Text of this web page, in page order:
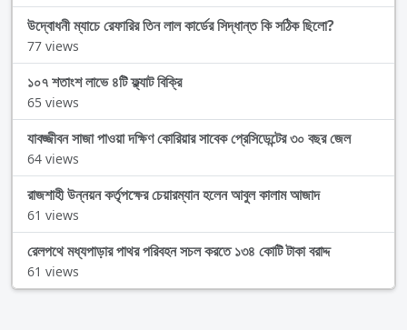
উদ্বোধনী ম্যাচে রেফারির তিন লাল কার্ডের সিদ্ধান্ত কি সঠিক ছিলো?
77 views
১০৭ শতাংশ লাভে ৪টি ফ্ল্যাট বিক্রি
65 views
যাবজ্জীবন সাজা পাওয়া দক্ষিণ কোরিয়ার সাবেক প্রেসিডেন্টের ৩০ বছর জেল
64 views
রাজশাহী উন্নয়ন কর্তৃপক্ষের চেয়ারম্যান হলেন আবুল কালাম আজাদ
61 views
রেলপথে মধ্যপাড়ার পাথর পরিবহন সচল করতে ১৩৪ কোটি টাকা বরাদ্দ
61 views